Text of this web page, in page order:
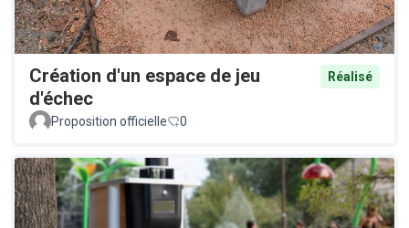
Création d'un espace de jeu
d'échec
Réalisé
Proposition officielle 0